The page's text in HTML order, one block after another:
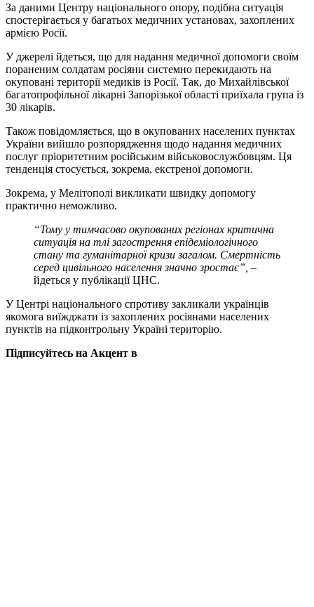
За даними Центру національного опору, подібна ситуація
спостерігається у багатьох медичних установах, захоплених
армією Росії.
У джерелі йдеться, що для надання медичної допомоги своїм
пораненим солдатам росіяни системно перекидають на
окуповані території медиків із Росії. Так, до Михайлівської
багатопрофільної лікарні Запорізької області приїхала група із
30 лікарів.
Також повідомляється, що в окупованих населених пунктах
України вийшло розпорядження щодо надання медичних
послуг пріоритетним російським військовослужбовцям. Ця
тенденція стосується, зокрема, екстреної допомоги.
Зокрема, у Мелітополі викликати швидку допомогу
практично неможливо.
“Тому у тимчасово окупованих регіонах критична
ситуація на тлі загострення епідеміологічного
стану та гуманітарної кризи загалом. Смертність
серед цивільного населення значно зростає”, –
йдеться у публікації ЦНС.
У Центрі національного спротиву закликали українців
якомога виїжджати із захоплених росіянами населених
пунктів на підконтрольну Україні територію.
Підписуйтесь на Акцент в